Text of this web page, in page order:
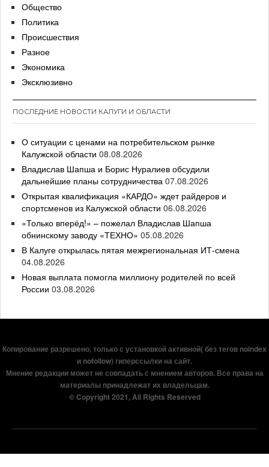
Общество
Политика
Происшествия
Разное
Экономика
Эксклюзивно
ПОСЛЕДНИЕ НОВОСТИ КАЛУГИ И ОБЛАСТИ
О ситуации с ценами на потребительском рынке
Калужской области 08.08.2026
Владислав Шапша и Борис Нуралиев обсудили
дальнейшие планы сотрудничества 07.08.2026
Открытая квалификация «КАРДО» ждет райдеров и
спортсменов из Калужской области 06.08.2026
«Только вперёд!» – пожелал Владислав Шапша
обнинскому заводу «ТЕХНО» 05.08.2026
В Калуге открылась пятая межрегиональная ИТ-смена
04.08.2026
Новая выплата помогла миллиону родителей по всей
России 03.08.2026
Копирование разрешено, только с установкой активной( без тегов noindex
и nofollow) гиперссылки на сайт.
Мнение редакции может не совпадать с мнением авторов. Все права на
материалы принадлежат их владельцам.
© Copyright 2021, All Rights Reserved